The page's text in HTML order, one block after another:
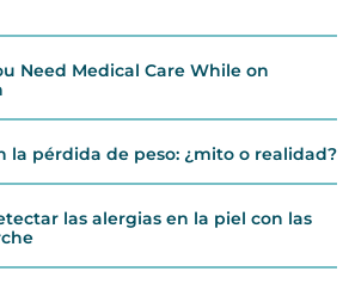
Need Medical Care While on
la pérdida de peso: ¿mito o realidad?
las alergias en la piel con las